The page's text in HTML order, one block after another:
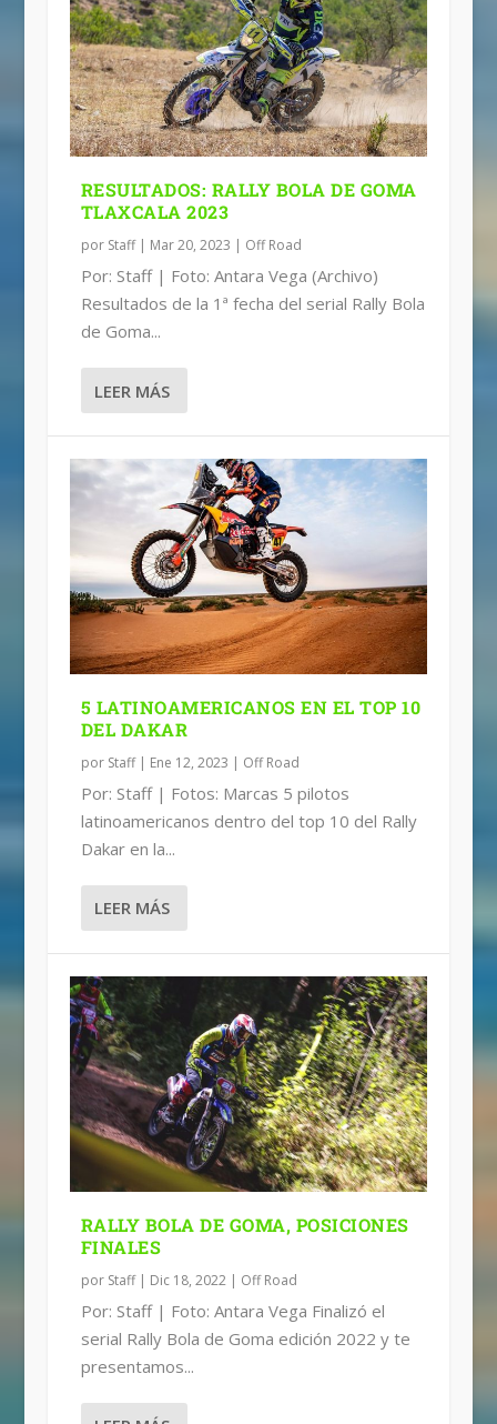
RESULTADOS: RALLY BOLA DE GOMA
TLAXCALA 2023
por Staff| Mar 20, 2023 | Off Road
Por: Staff | Foto: Antara Vega (Archivo)
Resultados de la 1ª fecha del serial Rally Bola
de Goma...
LEER MÁS
5 LATINOAMERICANOS EN EL TOP 10
DEL DAKAR
por Staff| Ene 12, 2023 | Off Road
Por: Staff | Fotos: Marcas 5 pilotos
latinoamericanos dentro del top 10 del Rally
Dakar en la...
LEER MÁS
RALLY BOLA DE GOMA, POSICIONES
FINALES
por Staff| Dic 18, 2022| Off Road
Por: Staff | Foto: Antara Vega Finalizó el
serial Rally Bola de Goma edición 2022 y te
presentamos...